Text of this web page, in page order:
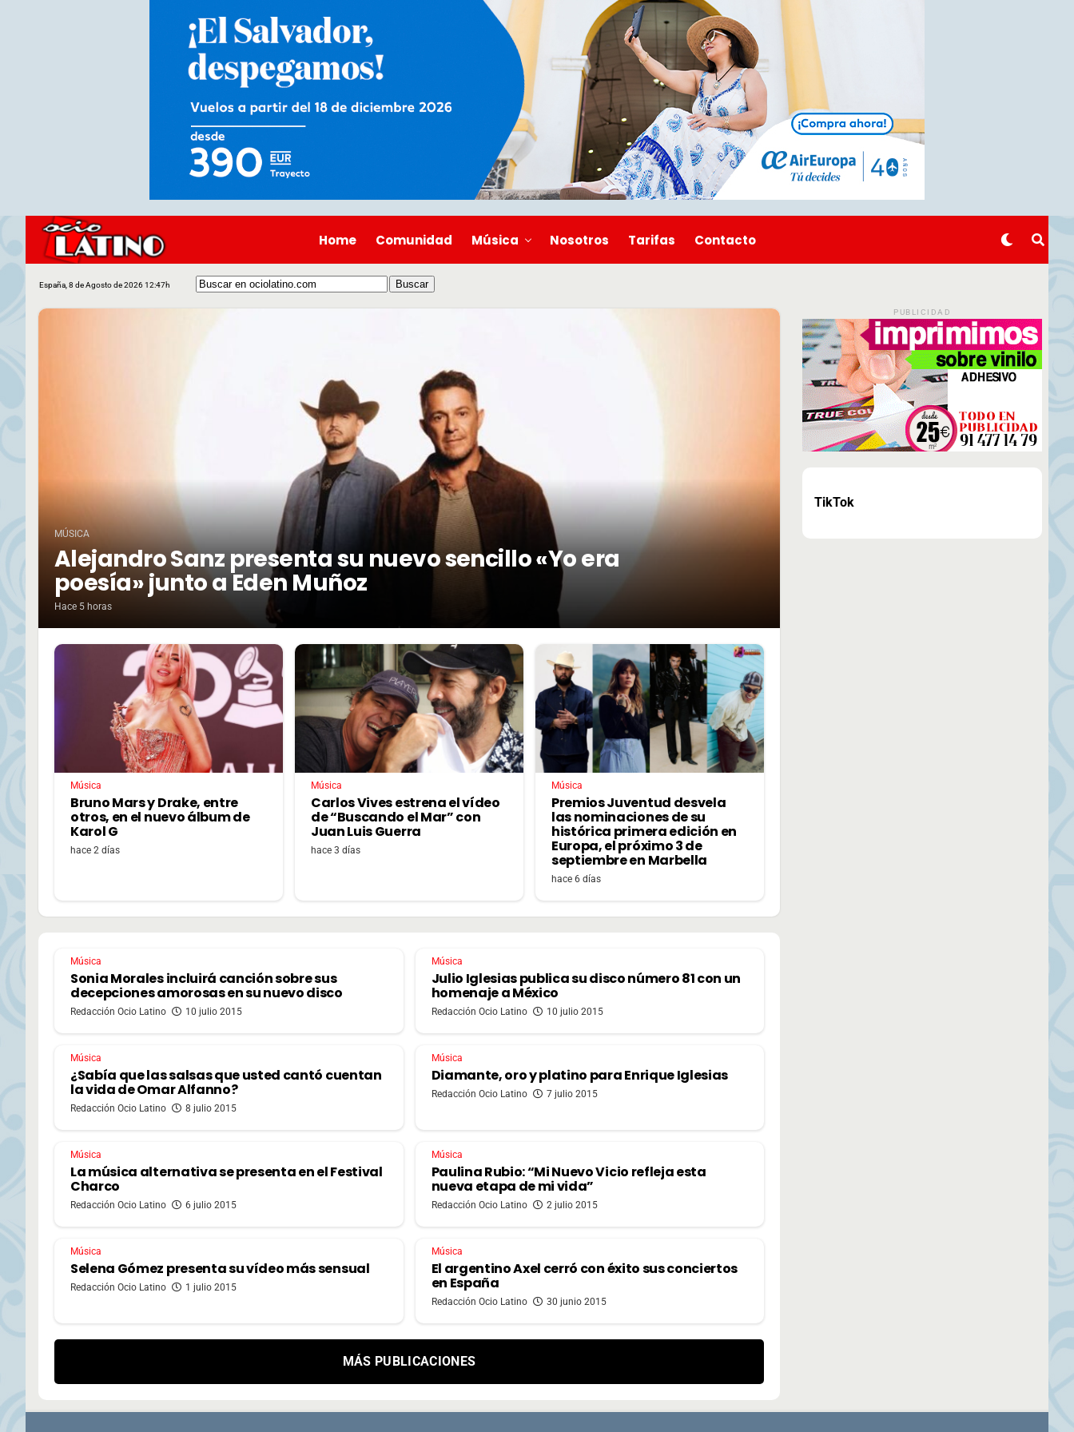
Home Comunidad Música Nosotros Tarifas Contacto
España, 8 de Agosto de 2026 12:47h
MÚSICA
Alejandro Sanz presenta su nuevo sencillo «Yo era
poesía» junto a Eden Muñoz
Hace 5 horas
Música
Bruno Mars y Drake, entre
otros, en el nuevo álbum de
Karol G
hace 2 días
Música
Carlos Vives estrena el vídeo
de “Buscando el Mar” con
Juan Luis Guerra
hace 3 días
Música
Premios Juventud desvela
las nominaciones de su
histórica primera edición en
Europa, el próximo 3 de
septiembre en Marbella
hace 6 días
Música
Sonia Morales incluirá canción sobre sus
decepciones amorosas en su nuevo disco
Redacción Ocio Latino 10 julio 2015
Música
Julio Iglesias publica su disco número 81 con un
homenaje a México
Redacción Ocio Latino 10 julio 2015
Música
¿Sabía que las salsas que usted cantó cuentan
la vida de Omar Alfanno?
Redacción Ocio Latino 8 julio 2015
Música
Diamante, oro y platino para Enrique Iglesias
Redacción Ocio Latino 7 julio 2015
Música
La música alternativa se presenta en el Festival
Charco
Redacción Ocio Latino 6 julio 2015
Música
Paulina Rubio: “Mi Nuevo Vicio refleja esta
nueva etapa de mi vida”
Redacción Ocio Latino 2 julio 2015
Música
Selena Gómez presenta su vídeo más sensual
Redacción Ocio Latino 1 julio 2015
Música
El argentino Axel cerró con éxito sus conciertos
en España
Redacción Ocio Latino 30 junio 2015
MÁS PUBLICACIONES
PUBLICIDAD
TikTok